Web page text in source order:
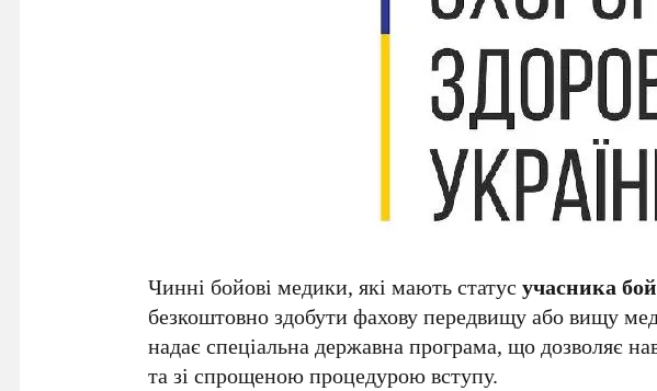
Чинні бойові медики, які мають статусучасника
безкоштовно здобути фахову передвищу або вищу
надає спеціальна державна програма, що дозволяє
та зі спрощеною процедурою вступу.